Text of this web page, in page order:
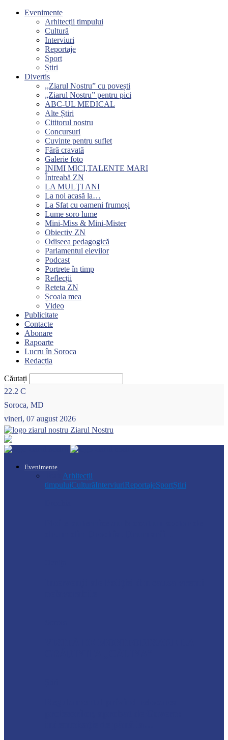
Evenimente
Arhitecții timpului
Cultură
Interviuri
Reportaje
Sport
Știri
Divertis
,,Ziarul Nostru” cu povești
„Ziarul Nostru” pentru pici
ABC-UL MEDICAL
Alte Știri
Cititorul nostru
Concursuri
Cuvinte pentru suflet
Fără cravată
Galerie foto
INIMI MICI,TALENTE MARI
Întreabă ZN
LA MULŢI ANI
La noi acasă la…
La Sfat cu oameni frumoși
Lume soro lume
Mini-Miss & Mini-Mister
Obiectiv ZN
Odiseea pedagogică
Parlamentul elevilor
Podcast
Portrete în timp
Reflecții
Reteta ZN
Școala mea
Video
Publicitate
Contacte
Abonare
Rapoarte
Lucru în Soroca
Redacția
Căutați
22.2 C
Soroca, MD
vineri, 07 august 2026
Ziarul Nostru
Evenimente
Arhitecții
timpuluiCulturăInterviuriReportajeSportȘtiri